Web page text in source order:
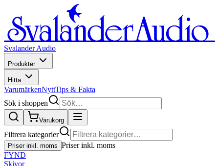
Svalander Audio
Produkter
Hitta
VarumärkenNyttTips & Fakta
Sök i shoppen
Varukorg
Filtrera kategorier
Priser inkl. moms Priser inkl. moms
FYND
Skivor